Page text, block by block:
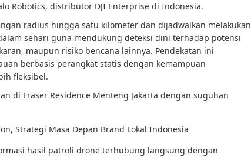
Robotics, distributor DJI Enterprise di Indonesia.
radius hingga satu kilometer dan dijadwalkan melakukan
sehari guna mendukung deteksi dini terhadap potensi
maupun risiko bencana lainnya. Pendekatan ini
berbasis perangkat statis dengan kemampuan
fleksibel.
di Fraser Residence Menteng Jakarta dengan suguhan
Strategi Masa Depan Brand Lokal Indonesia
hasil patroli drone terhubung langsung dengan